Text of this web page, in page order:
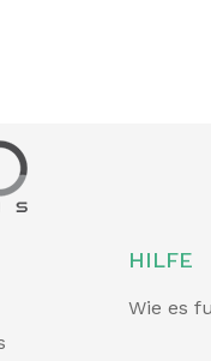
HILFE
Wie es